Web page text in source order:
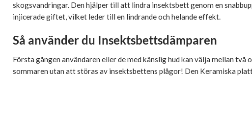
skogsvandringar. Den hjälper till att lindra insektsbett genom en
injicerade giftet, vilket leder till en lindrande och helande effekt.
Så använder du Insektsbettsdämparen
Första gången användaren eller de med känslig hud kan välja mellan
sommaren utan att störas av insektsbettens plågor! Den Keramiska